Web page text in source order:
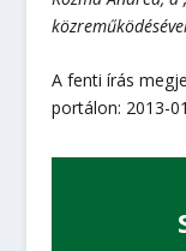
A fenti írás
portálon: 2013-